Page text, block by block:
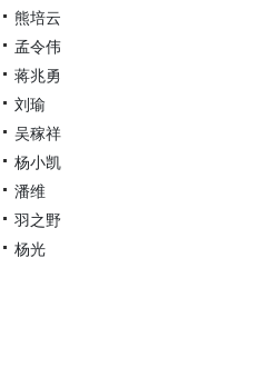
熊培云
孟令伟
蒋兆勇
刘瑜
吴稼祥
杨小凯
潘维
羽之野
杨光